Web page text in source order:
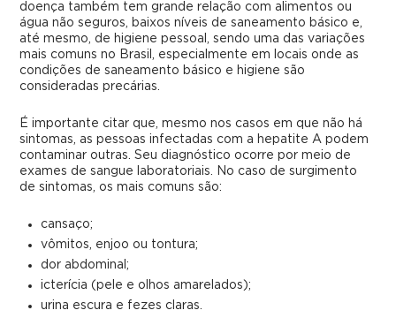
doença também tem grande relação com alimentos ou
água não seguros, baixos níveis de saneamento básico e,
até mesmo, de higiene pessoal, sendo uma das variações
mais comuns no Brasil, especialmente em locais onde as
condições de saneamento básico e higiene são
consideradas precárias.
É importante citar que, mesmo nos casos em que não há
sintomas, as pessoas infectadas com a hepatite A podem
contaminar outras. Seu diagnóstico ocorre por meio de
exames de sangue laboratoriais. No caso de surgimento
de sintomas, os mais comuns são:
cansaço;
vômitos, enjoo ou tontura;
dor abdominal;
icterícia (pele e olhos amarelados);
urina escura e fezes claras.